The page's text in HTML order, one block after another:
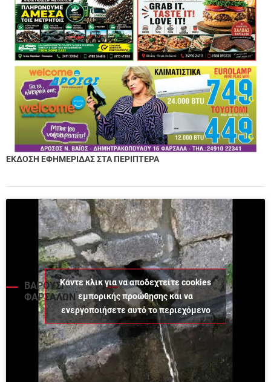
ΕΚΔΟΣΗ ΕΦΗΜΕΡΙΔΑΣ ΣΤΑ ΠΕΡΙΠΤΕΡΑ
ΒΑΡΟΥΣΙ
ΦΑΡΣΑΛΩΝ
Κάντε κλικ για να αποδεχτείτε cookies
εμπορικής προώθησης και να
ενεργοποιήσετε αυτό το περιεχόμενο